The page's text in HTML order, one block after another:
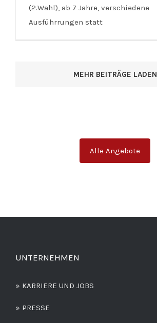
(2.Wahl), ab 7 Jahre, verschiedene
Ausführrungen statt
MEHR BEITRÄGE LADEN
Alle Angebote
UNTERNEHMEN
» KARRIERE UND JOBS
» PRESSE